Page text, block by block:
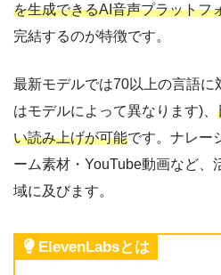
を生成できるAI音声プラットフ
完結するのが特徴です。
最新モデルでは70以上の言語に
はモデルによって異なります)、
い読み上げが可能です。ナレー
ーム素材・YouTube動画など、
域に及びます。
ElevenLabsとは